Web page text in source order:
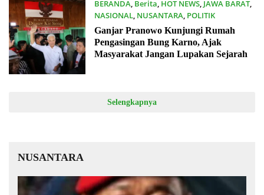
BERANDA, Berita, HOT NEWS, JAWA BARAT,
NASIONAL, NUSANTARA, POLITIK
15/12/2023
Ganjar Pranowo Kunjungi Rumah
Pengasingan Bung Karno, Ajak
Masyarakat Jangan Lupakan Sejarah
Selengkapnya
NUSANTARA